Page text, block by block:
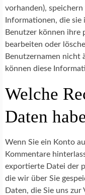
vorhanden),
Informationen, die
Benutzer können ihre
bearbeiten oder
Benutzernamen nicht
können diese
Welche
Daten
Wenn Sie ein Konto
Kommentare
exportierte Datei der
die wir über Sie
Daten, die Sie uns